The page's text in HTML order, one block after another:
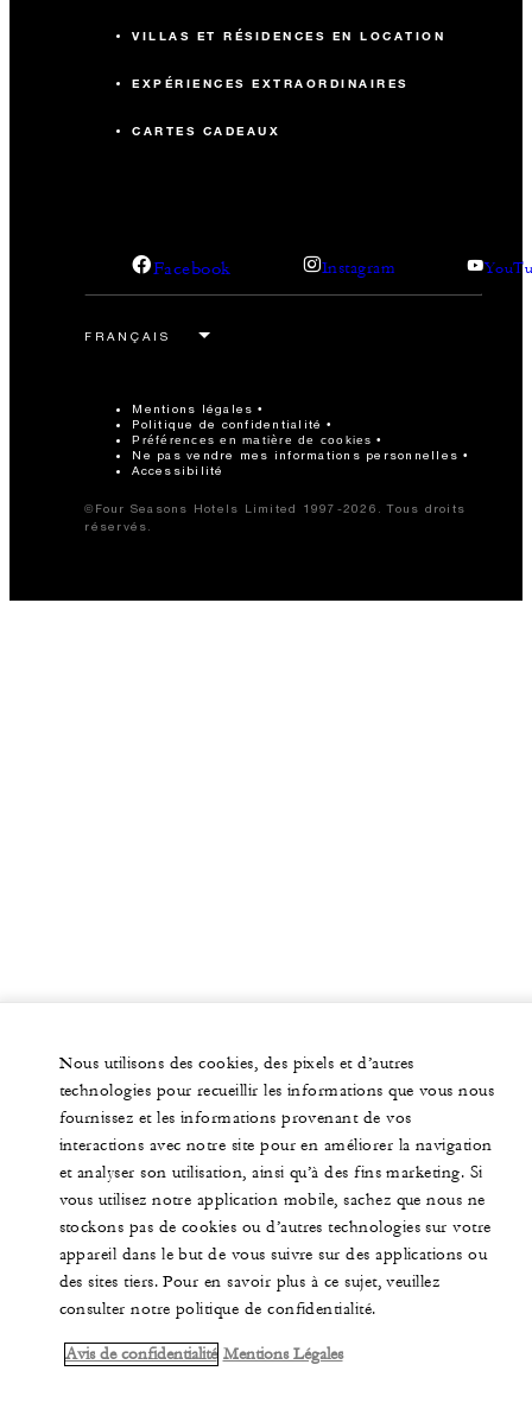
VILLAS ET RÉSIDENCES EN LOCATION
EXPÉRIENCES EXTRAORDINAIRES
CARTES CADEAUX
Facebook Instagram
Mentions légales
Politique de confidentialité
Préférences en matière de cookies
Ne pas vendre mes informations personnelles
Accessibilité
©Four Seasons Hotels Limited 1997-2026. Tous droits
réservés.
Nous utilisons des cookies, des pixels et d’autres
technologies pour recueillir les informations que vous nous
fournissez et les informations provenant de vos
interactions avec notre site pour en améliorer la navigation
et analyser son utilisation, ainsi qu’à des fins marketing. Si
vous utilisez notre application mobile, sachez que nous ne
stockons pas de cookies ou d’autres technologies sur votre
appareil dans le but de vous suivre sur des applications ou
des sites tiers. Pour en savoir plus à ce sujet, veuillez
consulter notre politique de confidentialité.
Avis de confidentialité Mentions Légales